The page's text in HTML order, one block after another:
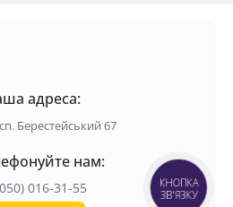
адреса:
Берестейський 67
нам:
016-31-55
КНОПКА
ЗВ'ЯЗКУ